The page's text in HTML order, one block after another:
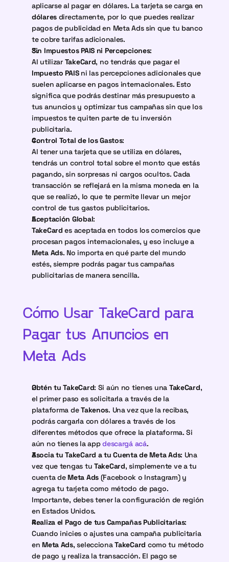
dólares directamente, por lo que puedes realizar
pagos de publicidad en Meta Ads sin que tu banco
te cobre tarifas adicionales.
Sin Impuestos PAIS ni Percepciones:
Al utilizar TakeCard
Impuesto PAIS ni las percepciones adicionales que
suelen aplicarse en pagos internacionales. Esto
significa que podrás destinar más presupuesto a
tus anuncios y optimizar tus campañas sin que los
impuestos te quiten parte de tu inversión
publicitaria.
Control Total de los Gastos:
Al tener una tarjeta que se utiliza en dólares,
tendrás un control total sobre el monto que estás
pagando, sin sorpresas ni cargos ocultos. Cada
transacción se reflejará en la misma moneda en la
que se realizó, lo que te permite llevar un mejor
control de tus gastos publicitarios.
Aceptación Global:
TakeCard es aceptada en todos los comercios que
procesan pagos internacionales, y eso incluye a
Meta Ads. No importa en qué parte del mundo
estés, siempre podrás pagar tus campañas
publicitarias de manera sencilla.
Cómo Usar TakeCard para
Pagar tus Anuncios en
Meta Ads
Obtén tu TakeCard: Si aún no tienes una TakeCard,
el primer paso es solicitarla a través de la
plataforma de Takenos. Una vez que la recibas,
podrás cargarla con dólares a través de los
diferentes métodos que ofrece la plataforma. Si
aún no tienes la app descargá acá.
Asocia tu TakeCard a tu Cuenta de Meta Ads: Una
vez que tengas tu TakeCard, simplemente ve a tu
cuenta de Meta Ads (Facebook o Instagram) y
agrega tu tarjeta como método de pago.
Importante, debes tener la configuración de región
en Estados Unidos.
Realiza el Pago de tus Campañas Publicitarias:
Cuando inicies o ajustes una campaña publicitaria
en Meta Ads, selecciona TakeCard como tu método
de pago y realiza la transacción. El pago se